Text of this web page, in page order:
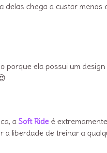
delas chega a custar menos
porque ela possui um
a Soft Ride é
a liberdade de treinar a